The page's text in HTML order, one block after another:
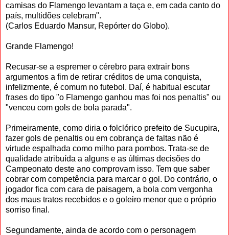
camisas do Flamengo levantam a taça e, em cada canto do
país, multidões celebram".
(Carlos Eduardo Mansur, Repórter do Globo).
Grande Flamengo!
Recusar-se a espremer o cérebro para extrair bons
argumentos a fim de retirar créditos de uma conquista,
infelizmente, é comum no futebol. Daí, é habitual escutar
frases do tipo "o Flamengo ganhou mas foi nos penaltis" ou
"venceu com gols de bola parada".
Primeiramente, como diria o folclórico prefeito de Sucupira,
fazer gols de penaltis ou em cobrança de faltas não é
virtude espalhada como milho para pombos. Trata-se de
qualidade atribuída a alguns e as últimas decisões do
Campeonato deste ano comprovam isso. Tem que saber
cobrar com competência para marcar o gol. Do contrário, o
jogador fica com cara de paisagem, a bola com vergonha
dos maus tratos recebidos e o goleiro menor que o próprio
sorriso final.
Segundamente, ainda de acordo com o personagem